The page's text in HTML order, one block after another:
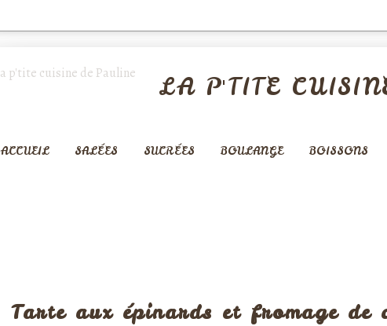
LA P'TITE
ACCUEIL SALÉES SUCRÉES BOULANGE BOISSONS
Tarte aux épinards et fromage de